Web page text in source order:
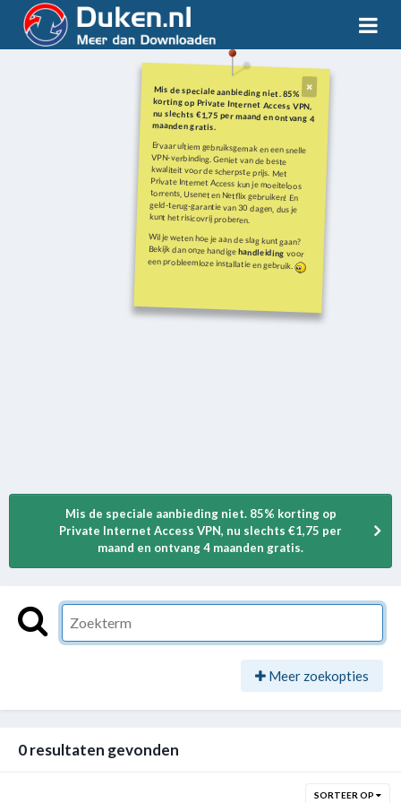
Mis de speciale aanbieding niet. 85%
korting op Private Internet Access VPN,
nu slechts €1,75 per maand en ontvang 4
maanden gratis.
Ervaar ultiem gebruiksgemak en een snelle
VPN-verbinding. Geniet van de beste
kwaliteit voor de scherpste prijs. Met
Private Internet Access kun je moeiteloos
torrents, Usenet en Netflix gebruiken! En
geld-terug-garantie van 30 dagen, dus je
kunt het risicovrij proberen.
Wil je weten hoe je aan de slag kunt gaan?
Bekijk dan onze handigehandleiding voor
een probleemloze installatie en gebruik.
Mis de speciale aanbieding niet. 85% korting op
Private Internet Access VPN, nu slechts €1,75 per
maand en ontvang 4 maanden gratis.
Meer zoekopties
0 resultaten gevonden
SORTEER OP